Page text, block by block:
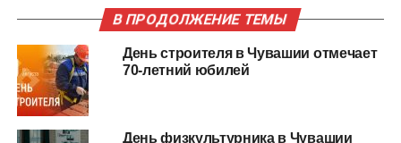
В ПРОДОЛЖЕНИЕ ТЕМЫ
День строителя в Чувашии отмечает
70-летний юбилей
День физкультурника в Чувашии